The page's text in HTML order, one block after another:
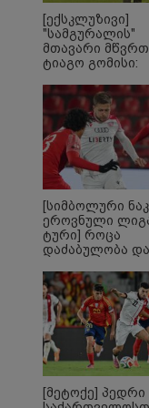
[ექსკლუზივი]
"სამგურალის"
მთავარი
ტიაგო გომისი:
ტალანტების
ქვეყანაა"!
[სიმბოლური
ეროვნული
ტური] როცა
დაძაბულობა და
არიან...
[მეტოქე] პედრი